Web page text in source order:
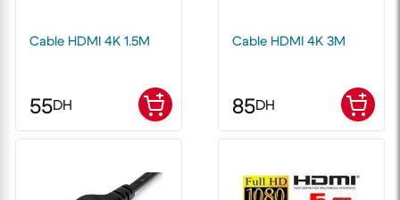
Cable HDMI 4K 1.5M
55DH
Cable HDMI 4K 3M
85DH